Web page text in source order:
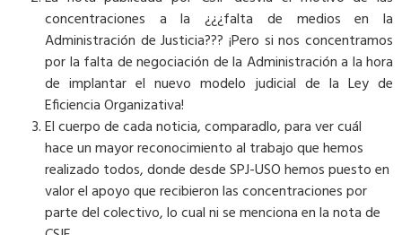
concentraciones a la ¿¿¿falta de medios en la
Administración de Justicia??? ¡Pero si nos concentramos
por la falta de negociación de la Administración a la hora
de implantar el nuevo modelo judicial de la Ley de
Eficiencia Organizativa!
El cuerpo de cada noticia, comparadlo, para ver cuál
hace un mayor reconocimiento al trabajo que hemos
realizado todos, donde desde SPJ-USO hemos puesto en
valor el apoyo que recibieron las concentraciones por
parte del colectivo, lo cual ni se menciona en la nota de